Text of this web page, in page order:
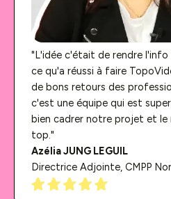
"L'idée c'était de rendre
ce qu'a réussi à faire
de bons retours des
c'est une équipe qui est
bien cadrer notre projet et
top."
Azélia JUNG LEGUIL
Directrice Adjointe, CMPP